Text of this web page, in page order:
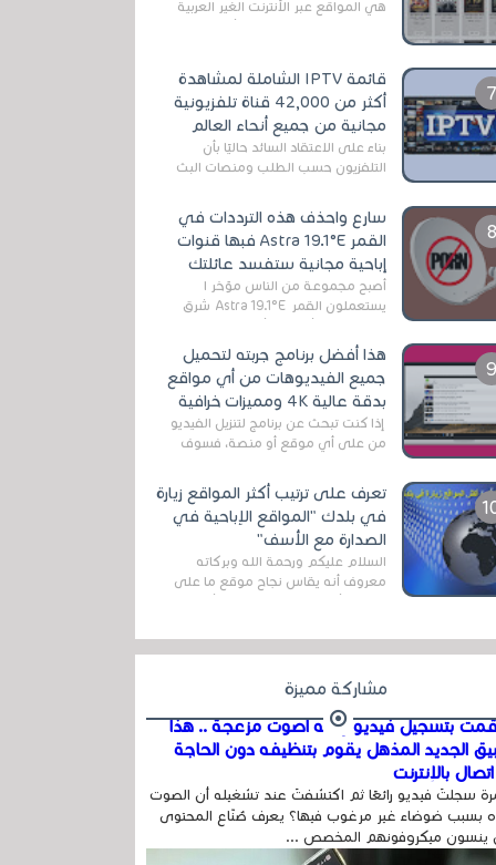
هي المواقع عبر الأنترنت الغير العربية
التي تقدم خدمة تحميل الأفلام على
قائمة IPTV الشاملة لمشاهدة
أكثر من 42,000 قناة تلفزيونية
مجانية من جميع أنحاء العالم
بناءً على الاعتقاد السائد حاليًا بأن
التلفزيون حسب الطلب ومنصات البث
سارع واحذف هذه الترددات في
القمر Astra 19.1°E فبها قنوات
إباحية مجانية ستفسد عائلتك
أصبح مجموعة من الناس مؤخر ا
يستعملون القمر Astra 19.1°E شرق
وذلك بسبب أن هذا الأخير يتوفرعلى
قنوات مميزة جدا تنقل العديد من البرامج
اله...
هذا أفضل برنامج جربته لتحميل
جميع الفيديوهات من أي مواقع
بدقة عالية 4K ومميزات خرافية
إذا كنت تبحث عن برنامج لتنزيل الفيديو
من على أي موقع أو منصة، فسوف
الخاصة بالبرامج والتطبيقات في هذا
المج...
تعرف على ترتيب أكثر المواقع زيارة
في بلدك "المواقع الإباحية في
الصدارة مع الأسف"
السلام عليكم ورحمة الله وبركاته
معروف أنه يقاس نجاح موقع ما على
في...
مشاركة مميزة
بتسجيل فيديو وفيه أصوت مزعجة .. هذا
الجديد المذهل يقوم بتنظيفه دون الحاجة
بالإنترنت
سجلتَ فيديو رائعًا ثم اكتشفتَ عند تشغيله أن الصوت
بسبب ضوضاء غير مرغوب فيها؟ يعرف صُنّاع المحتوى
ينسون ميكروفونهم المخصص ...